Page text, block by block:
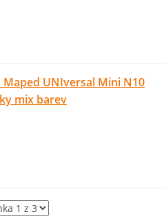
Maped UNIversal Mini N10
mix barev